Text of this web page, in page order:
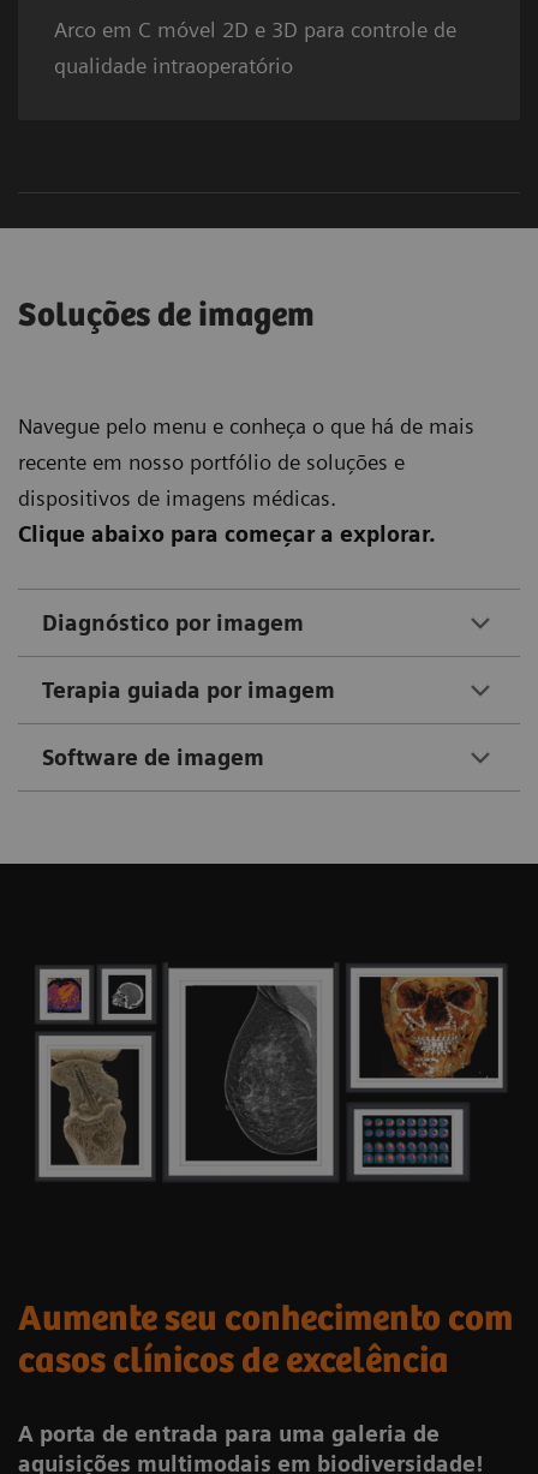
Arco em C móvel 2D e 3D para controle de
qualidade intraoperatório
Soluções de imagem
Navegue pelo menu e conheça o que há de mais
recente em nosso portfólio de soluções e
dispositivos de imagens médicas.
Clique abaixo para começar a explorar.
Diagnóstico por imagem
Terapia guiada por imagem
Software de imagem
Aumente seu conhecimento com
casos clínicos de excelência
A porta de entrada para uma galeria de
aquisições multimodais em biodiversidade!